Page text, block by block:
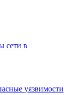
сети в
уязвимости